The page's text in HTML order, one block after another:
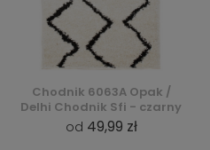
Chodnik 6063A Opak /
Delhi Chodnik Sfi - czarny
od 49,99 zł